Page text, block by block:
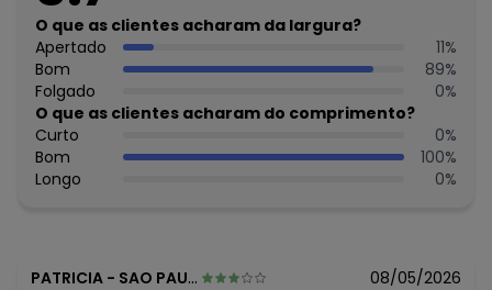
agosto/2026
julho/2026
junho/2026 R$ 62,65
maio/2026 R$ 62,65
abril/2026 R$ 62,65
março/2026 R$ 62,65
fevereiro/2026 R$ 71,6
O que as clientes acharam da largura?
Apertado
11%
Bom
89%
Folgado
0%
O que as clientes acharam do comprimento?
Curto
0%
Bom
100%
Longo
0%
PATRICIA - SAO PAULO - SP 08/05/2026